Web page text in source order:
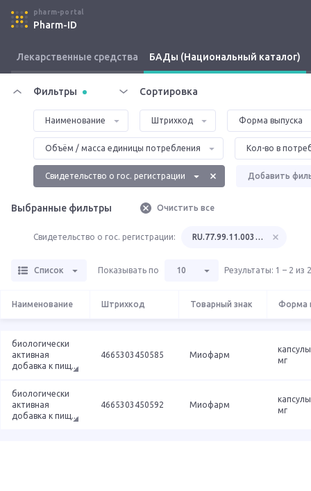
pharm-portal
Pharm-ID
Лекарственные средства БАДы (Национальный каталог)
Фильтры Сортировка
Наименование Штрихкод Форма выпуска
Объём / масса единицы потребления Кол-во в
Свидетельство о гос. регистрации Добавить
Выбранные фильтры Очистить все
Свидетельство о гос. регистрации:
Список Показывать по 10 Результаты: 1 – 2 из 2
Наименование Штрихкод Товарный знак Форма
биологически
активная
добавка к пищ...
4665303450585 Миофарм
мг
биологически
активная
добавка к пищ...
4665303450592 Миофарм
мг